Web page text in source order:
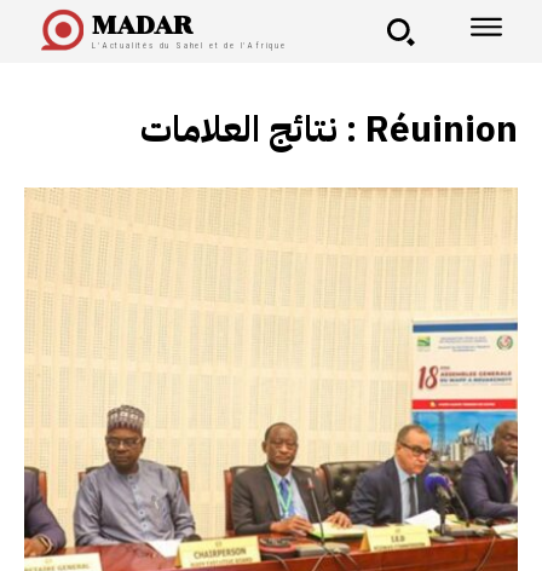
MADAR
L'Actualités du Sahel et de l'Afrique
نتائج العلامات : Réuinion